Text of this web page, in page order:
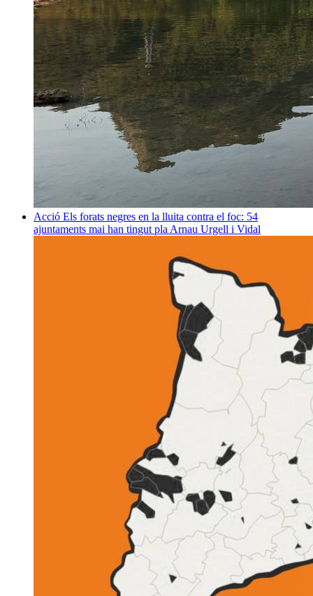
Acció Els forats negres en la lluita contra el foc: 54
ajuntaments mai han tingut pla Arnau Urgell i Vidal